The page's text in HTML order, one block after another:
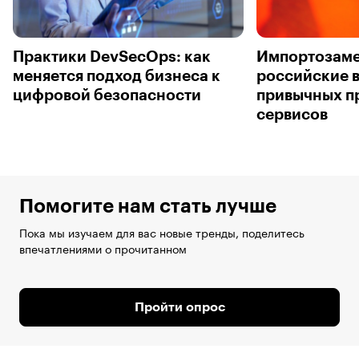
Практики DevSecOps: как
меняется подход бизнеса к
цифровой безопасности
российские
привычных
сервисов
Помогите нам стать лучше
Пока мы изучаем для вас новые тренды, поделитесь
впечатлениями о прочитанном
Пройти опрос